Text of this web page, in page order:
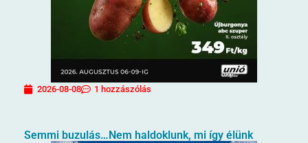
2026-08-08 1 hozzászólás
Semmi buzulás…Nem haldoklunk, mi így élünk